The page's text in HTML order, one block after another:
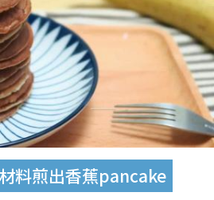
料煎出香蕉pancake